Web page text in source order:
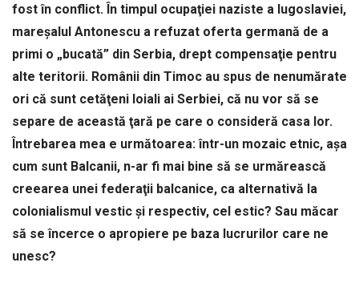
fost în conflict. În timpul ocupaţiei naziste a Iugoslaviei,
mareşalul Antonescu a refuzat oferta germană de a
primi o „bucată” din Serbia, drept compensaţie pentru
alte teritorii. Românii din Timoc au spus de nenumărate
ori că sunt cetăţeni loiali ai Serbiei, că nu vor să se
separe de această ţară pe care o consideră casa lor.
Întrebarea mea e următoarea: într-un mozaic etnic, aşa
cum sunt Balcanii, n-ar fi mai bine să se urmărească
creearea unei federaţii balcanice, ca alternativă la
colonialismul vestic şi respectiv, cel estic? Sau măcar
să se încerce o apropiere pe baza lucrurilor care ne
unesc?